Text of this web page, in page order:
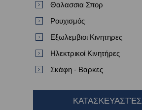
Θαλασσια Σπορ
Ρουχισμός
Εξωλεμβιοι Κινητηρες
Ηλεκτρικοί Κινητήρες
Σκάφη - Βαρκες
ΚΑΤΑΣΚΕΥΑΣΤΈΣ